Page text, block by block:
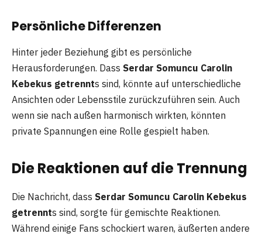
Persönliche Differenzen
Hinter jeder Beziehung gibt es persönliche
Herausforderungen. Dass Serdar Somuncu Carolin
Kebekus getrennts sind, könnte auf unterschiedliche
Ansichten oder Lebensstile zurückzuführen sein. Auch
wenn sie nach außen harmonisch wirkten, könnten
private Spannungen eine Rolle gespielt haben.
Die Reaktionen auf die Trennung
Die Nachricht, dass Serdar Somuncu Carolin Kebekus
getrennts sind, sorgte für gemischte Reaktionen.
Während einige Fans schockiert waren, äußerten andere